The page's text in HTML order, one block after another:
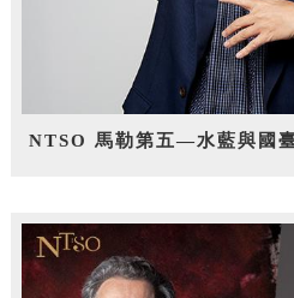
NTSO 馬勒第五—水藍與國